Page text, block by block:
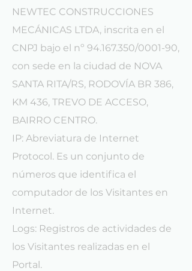
NEWTEC CONSTRUCCIONES
MECÁNICAS LTDA, inscrita en el
CNPJ bajo el nº 94.167.350/0001-90,
con sede en la ciudad de NOVA
SANTA RITA/RS, RODOVÍA BR 386,
KM 436, TREVO DE ACCESO,
BAIRRO CENTRO.
IP: Abreviatura de Internet
Protocol. Es un conjunto de
números que identifica el
computador de los Visitantes en
Internet.
Logs: Registros de actividades de
los Visitantes realizadas en el
Portal.